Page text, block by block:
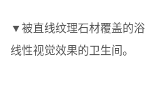
▼被直线纹理石材覆盖的
线性视觉效果的卫生间。